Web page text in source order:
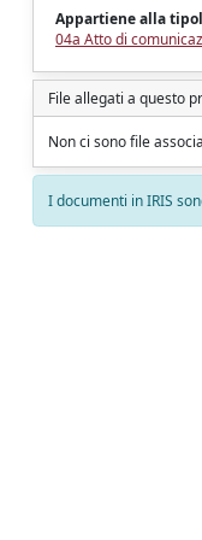
Appartiene alla
04a Atto di
File allegati a questo
Non ci sono file
I documenti in IRIS